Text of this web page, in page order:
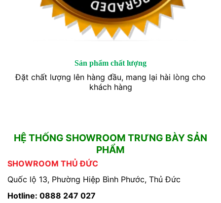
Sản phẩm chất lượng
Đặt chất lượng lên hàng đầu, mang lại hài lòng cho
khách hàng
HỆ THỐNG SHOWROOM TRƯNG BÀY SẢN
PHẨM
SHOWROOM THỦ ĐỨC
Quốc lộ 13, Phường Hiệp Bình Phước, Thủ Đức
Hotline: 0888 247 027